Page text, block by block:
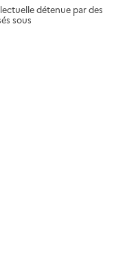
détenue par des
sous